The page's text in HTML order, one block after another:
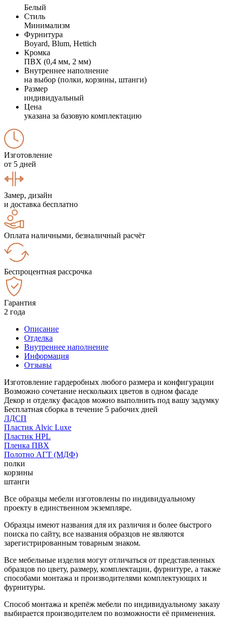
Белый
Стиль
Минимализм
Фурнитура
Boyard, Blum, Hettich
Кромка
ПВХ (0,4 мм, 2 мм)
Внутреннее наполнение
на выбор (полки, корзины, штанги)
Размер
индивидуальный
Цена
указана за базовую комплектацию
Изготовление
от 5 дней
Замер, дизайн
и доставка бесплатно
Оплата наличными, безналичный расчёт
Беспроцентная рассрочка
Гарантия
2 года
Описание
Отделка
Внутреннее наполнение
Информация
Отзывы
Изготовление гардеробных любого размера и конфигурации
Возможно сочетание нескольких цветов в одном фасаде
Декор и отделку фасадов можно выполнить под вашу задумку
Бесплатная сборка в течение 5 рабочих дней
ЛДСП
Пластик Alvic Luxe
Пластик HPL
Пленка ПВХ
Полотно АГТ (МДФ)
полки
корзины
штанги
Все образцы мебели изготовлены по индивидуальному
проекту в единственном экземпляре.
Образцы имеют названия для их различия и более быстрого
поиска по сайту, все названия образцов не являются
зарегистрированным товарным знаком.
Все мебельные изделия могут отличаться от представленных
образцов по цвету, размеру, комплектации, фурнитуре, а также
способами монтажа и производителями комплектующих и
фурнитуры.
Способ монтажа и крепёж мебели по индивидуальному заказу
выбирается производителем по возможности её применения.